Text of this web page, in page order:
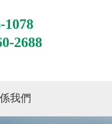
1078
2688
我們